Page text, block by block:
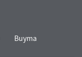
Buyma